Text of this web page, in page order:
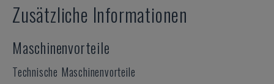
Zusätzliche Informationen
Maschinenvorteile
Technische Maschinenvorteile